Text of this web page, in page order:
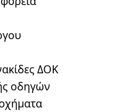
ΔΟΚ
οδηγών